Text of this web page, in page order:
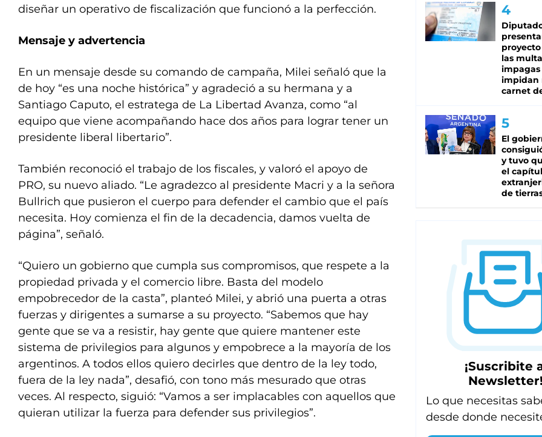
diseñar un operativo de fiscalización que funcionó a la perfección.
Mensaje y advertencia
En un mensaje desde su comando de campaña, Milei señaló que la
de hoy “es una noche histórica” y agradeció a su hermana y a
Santiago Caputo, el estratega de La Libertad Avanza, como “al
equipo que viene acompañando hace dos años para lograr tener un
presidente liberal libertario”.
También reconoció el trabajo de los fiscales, y valoró el apoyo de
PRO, su nuevo aliado. “Le agradezco al presidente Macri y a la señora
Bullrich que pusieron el cuerpo para defender el cambio que el país
necesita. Hoy comienza el fin de la decadencia, damos vuelta de
página”, señaló.
“Quiero un gobierno que cumpla sus compromisos, que respete a la
propiedad privada y el comercio libre. Basta del modelo
empobrecedor de la casta”, planteó Milei, y abrió una puerta a otras
fuerzas y dirigentes a sumarse a su proyecto. “Sabemos que hay
gente que se va a resistir, hay gente que quiere mantener este
sistema de privilegios para algunos y empobrece a la mayoría de los
argentinos. A todos ellos quiero decirles que dentro de la ley todo,
fuera de la ley nada”, desafió, con tono más mesurado que otras
veces. Al respecto, siguió: “Vamos a ser implacables con aquellos que
quieran utilizar la fuerza para defender sus privilegios”.
las
impagas
impidan
carnet
El
y tuvo
el
de
¡Suscribite
Newsletter!
Lo que necesitas
desde donde